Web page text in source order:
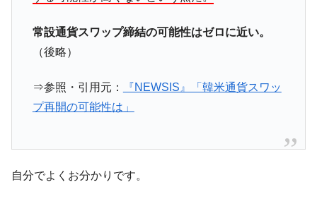
動」
『Money1』
中国だけが鉄鋼輸出を異常増加させる ⇒ 中
種は全般的「不調」⇒ PSIが示す現況は決して良くない。
『Money1』
【米韓激突案件】韓国消費者院が『クーパ
『Money1』
「KDDX」1番艦、2032年竣工と公示
常設通貨スワップ締結の可能性はゼロに近い。
（後略）
⇒参照・引用元：
『NEWSIS』「韓米通貨スワッ
プ再開の可能性は」
自分でよくお分かりです。